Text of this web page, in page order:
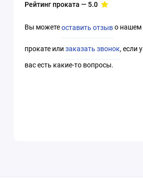
Рейтинг проката — 5.0
Вы можетеоставить отзыво нашем
прокате илизаказать звонок, если у
вас есть какие-то вопросы.